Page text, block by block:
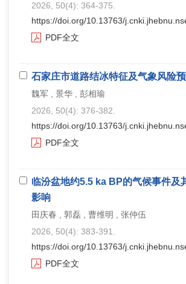
2026, 50(4): 364-375.
https://doi.org/10.13763/
PDF全文
石家庄市道路结冰特征及气象风险
魏军 , 景华 , 彭相瑜
2026, 50(4): 376-382.
https://doi.org/10.13763/
PDF全文
临汾盆地约5.5 ka BP的气候事件及
影响
田庆春 , 郭磊 , 曹维明 , 张仲伍
2026, 50(4): 383-391.
https://doi.org/10.13763/
PDF全文